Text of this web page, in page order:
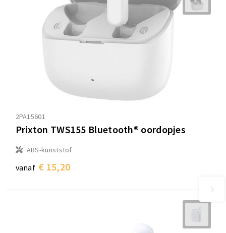
2PA15601
Prixton TWS155 Bluetooth® oordopjes
ABS-kunststof
vanaf € 15,20